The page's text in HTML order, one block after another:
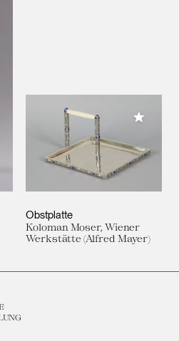
Sammlung hinzufügen
Obstplatte
Koloman Moser, Wiener
Werkstätte (Alfred Mayer)
Meiner